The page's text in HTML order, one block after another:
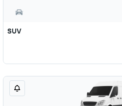
SUV